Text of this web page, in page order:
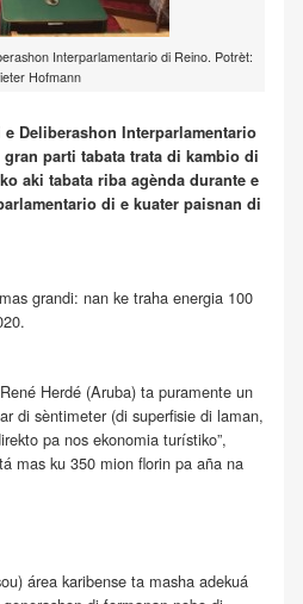
Interparlamentario di Reino. Potrèt:
Hofmann
e Deliberashon Interparlamentario
parti tabata trata di kambio di
aki tabata riba agènda durante e
di e kuater paisnan di
grandi: nan ke traha energia 100
Herdé (Aruba) ta puramente un
di sèntimeter (di superfisie di laman,
pa nos ekonomia turístiko”,
mas ku 350 mion florin pa aña na
área karibense ta masha adekuá